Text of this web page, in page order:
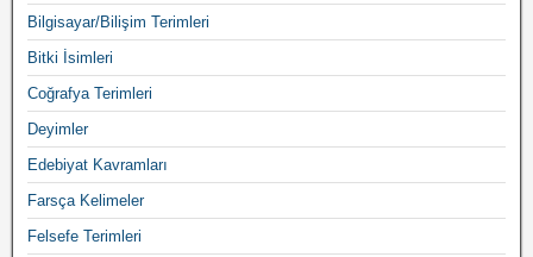
Bilgisayar/Bilişim Terimleri
Bitki İsimleri
Coğrafya Terimleri
Deyimler
Edebiyat Kavramları
Farsça Kelimeler
Felsefe Terimleri